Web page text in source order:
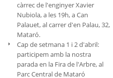
càrrec de l'enginyer Xavier
Nubiola, a les 19h, a Can
Palauet, al carrer d'en Palau, 32,
Mataró.
Cap de setmana 1 i 2 d'abril:
participem amb la nostra
parada en la Fira de l'Arbre, al
Parc Central de Mataró